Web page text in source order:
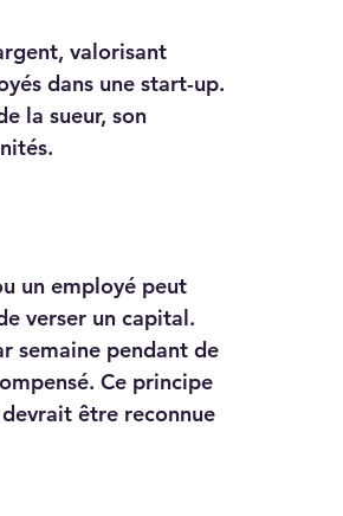
valorisant
dans une start-up.
la sueur, son
un employé peut
verser un capital.
semaine pendant de
Ce principe
être reconnue